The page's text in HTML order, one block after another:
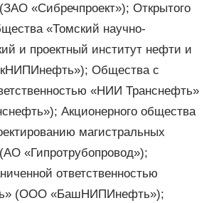
«Сибречпроект»); Открытого
«Томский научно-
и проектный институт нефти и
Общества с
«НИИ Транснефть»
Акционерного общества
магистральных
«Гипротрубопровод»);
ответственностью
(ООО «БашНИПИнефть»);